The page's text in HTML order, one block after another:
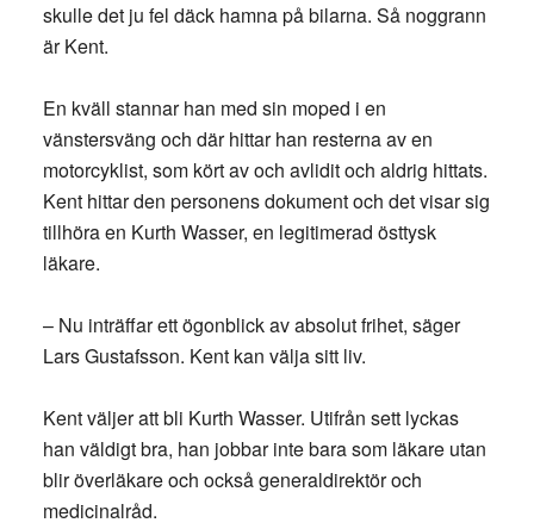
skulle det ju fel däck hamna på bilarna. Så noggrann
är Kent.
En kväll stannar han med sin moped i en
vänstersväng och där hittar han resterna av en
motorcyklist, som kört av och avlidit och aldrig hittats.
Kent hittar den personens dokument och det visar sig
tillhöra en Kurth Wasser, en legitimerad östtysk
läkare.
– Nu inträffar ett ögonblick av absolut frihet, säger
Lars Gustafsson. Kent kan välja sitt liv.
Kent väljer att bli Kurth Wasser. Utifrån sett lyckas
han väldigt bra, han jobbar inte bara som läkare utan
blir överläkare och också generaldirektör och
medicinalråd.